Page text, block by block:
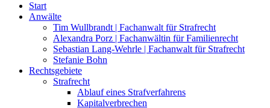
Start
Anwälte
Tim Wullbrandt | Fachanwalt für Strafrecht
Alexandra Porz | Fachanwältin für Familienrecht
Sebastian Lang-Wehrle | Fachanwalt für Strafrecht
Stefanie Bohn
Rechtsgebiete
Strafrecht
Ablauf eines Strafverfahrens
Kapitalverbrechen